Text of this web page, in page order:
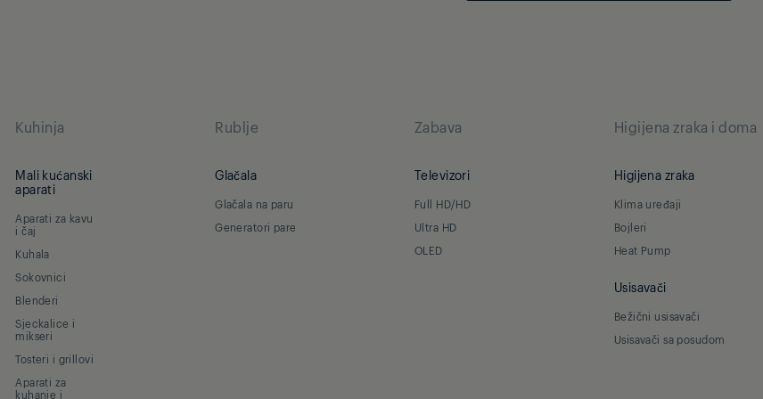
Kuhinja
Mali kućanski
aparati
Aparati za kavu
i čaj
Kuhala
Sokovnici
Blenderi
Sjeckalice i
mikseri
Tosteri i grillovi
Aparati za
kuhanje i
Rublje
Glačala
Glačala na paru
Generatori pare
Zabava
Televizori
Full HD/HD
Ultra HD
OLED
Higijena zraka i doma
Higijena zraka
Klima uređaji
Bojleri
Heat Pump
Usisavači
Bežični usisavači
Usisavači sa posudom